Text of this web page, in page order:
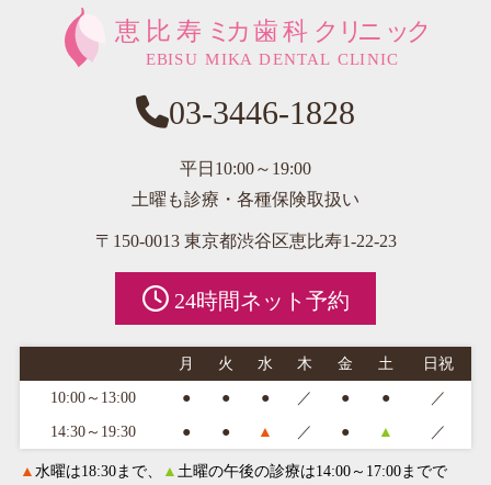
03-3446-1828
平日10:00～19:00
土曜も診療・各種保険取扱い
〒150-0013 東京都渋谷区恵比寿1-22-23
24時間ネット予約
月 火 水 木 金 土 日祝
10:00～13:00 ● ● ● ／ ● ● ／
14:30～19:30 ● ● ▲ ／ ● ▲ ／
▲ 水曜は18:30まで、 ▲ 土曜の午後の診療は14:00～17:00までで